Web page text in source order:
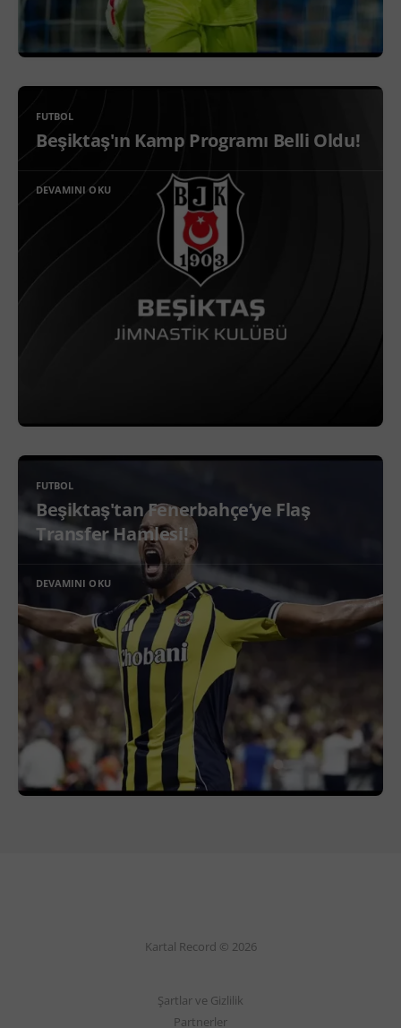
FUTBOL
Beşiktaş'ın Kamp Programı Belli Oldu!
DEVAMINI OKU
FUTBOL
Beşiktaş'tan Fenerbahçe’ye Flaş
Transfer Hamlesi!
DEVAMINI OKU
Kartal Record © 2026
Şartlar ve Gizlilik
Partnerler